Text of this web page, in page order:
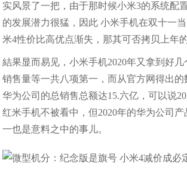
实风景了一把，由于那时候小米3的系统配
的发展潜力很猛，因此 小米手机在双十一
米4性价比高优点渐失，那其可否拷贝上年
結果显而易见，小米手机2020年又拿到好
销售量等一共八项第一，而从官方网得出
华为公司的总销售总额达15.六亿，可以说
红米手机不被看中，但2020年的华为公司
一也是意料之中的事儿。